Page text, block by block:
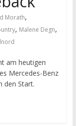
Morath,
, Malene Degn,
am heutigen
Mercedes-Benz
den Start.